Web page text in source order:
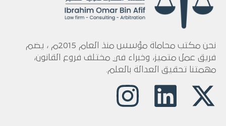
نحن مكتب محاماة مؤسس منذ العام 2015م ، يضم
فريق عمل متميز، وخبراء في مختلف فروع القانون،
مهمتنا تحقيق العدالة بالعلم.